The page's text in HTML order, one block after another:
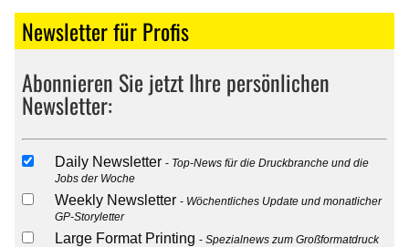
Newsletter für Profis
Abonnieren Sie jetzt Ihre persönlichen
Newsletter:
Daily Newsletter
Top-News für die Druckbranche und die
Jobs der Woche
Weekly Newsletter
Wöchentliches Update und monatlicher
GP-Storyletter
Large Format Printing Spezialnews zum Großformatdruck